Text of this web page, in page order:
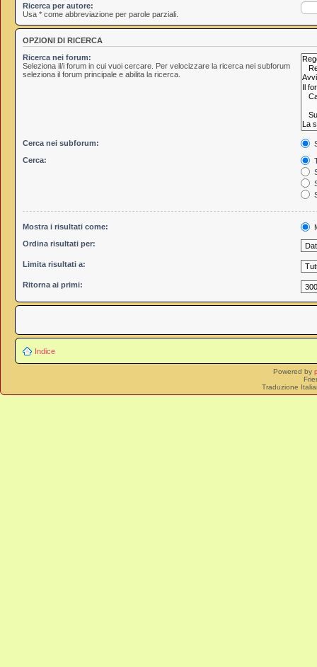
Ricerca per autore:
Usa * come abbreviazione per parole parziali.
OPZIONI DI RICERCA
Ricerca nei forum:
Seleziona il/i forum in cui vuoi cercare. Per velocizzare la ricerca nei subforum
seleziona il forum principale e abilita la ricerca.
Cerca nei subforum:
Cerca:
Mostra i risultati come:
Ordina risultati per:
Limita risultati a:
Ritorna ai primi:
Indice
Powered by
Traduzione